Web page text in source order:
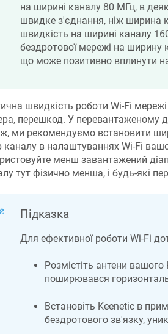
на ширині каналу 80 МГц, в
швидке з'єднання, ніж ширина
швидкість на ширині каналу
бездротової мережі на
що може позитивно вплинути на
швидкість роботи Wi-Fi мережі
перешкод. У перевантаженому
ми рекомендуємо встановити
каналу в налаштуваннях Wi-Fi
менш завантажений
тут фізично менша, і будь-які
Підказка
Для ефективної роботи Wi-Fi
Розмістіть антени
поширювався
Встановіть Keenetic в
бездротового зв'язку,